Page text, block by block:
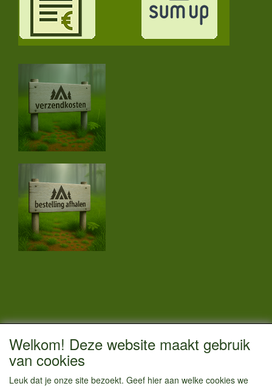
Vestigingsadres:
Welkom! Deze website maakt gebruik
van cookies
Leuk dat je onze site bezoekt. Geef hier aan welke cookies we